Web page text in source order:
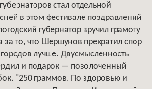
стал отдельной
в этом фестивале поздравлений
губернатор вручил грамоту
то, что Шершунов прекратил спор
лучше. Двусмысленность
и подарок — позолоченный
"250 граммов. По здоровью и